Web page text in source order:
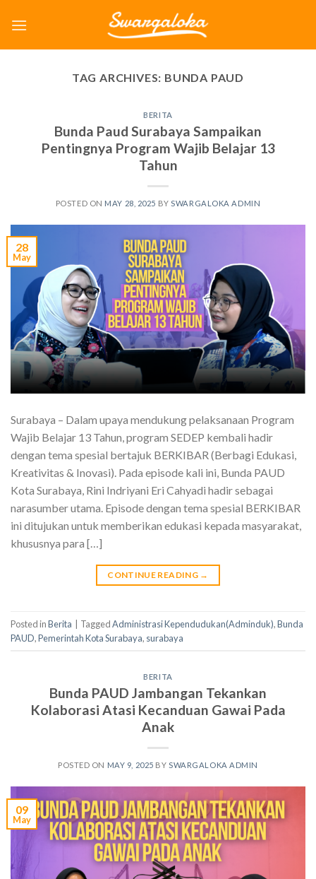
TAG ARCHIVES: BUNDA PAUD
BERITA
Bunda Paud Surabaya Sampaikan
Pentingnya Program Wajib Belajar 13
Tahun
POSTED ON MAY 28, 2025 BY SWARGALOKA ADMIN
28
May
Surabaya – Dalam upaya mendukung pelaksanaan Program
Wajib Belajar 13 Tahun, program SEDEP kembali hadir
dengan tema spesial bertajuk BERKIBAR (Berbagi Edukasi,
Kreativitas & Inovasi). Pada episode kali ini, Bunda PAUD
Kota Surabaya, Rini Indriyani Eri Cahyadi hadir sebagai
narasumber utama. Episode dengan tema spesial BERKIBAR
ini ditujukan untuk memberikan edukasi kepada masyarakat,
khususnya para […]
CONTINUE READING →
Posted inBerita | TaggedAdministrasi Kependudukan(Adminduk),Bunda
PAUD,Pemerintah Kota Surabaya, surabaya
BERITA
Bunda PAUD Jambangan Tekankan
Kolaborasi Atasi Kecanduan Gawai Pada
Anak
POSTED ON MAY 9, 2025 BYSWARGALOKA ADMIN
09
May